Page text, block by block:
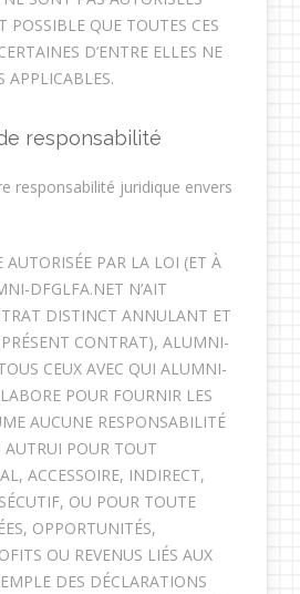
POSSIBLE QUE TOUTES CES
D’ENTRE ELLES NE
APPLICABLES.
responsabilité
responsabilité juridique envers
AUTORISÉE PAR LA LOI (ET À
DFGLFA.NET N’AIT
DISTINCT ANNULANT ET
CONTRAT), ALUMNI-
CEUX AVEC QUI ALUMNI-
POUR FOURNIR LES
AUCUNE RESPONSABILITÉ
AUTRUI POUR TOUT
ACCESSOIRE, INDIRECT,
OU POUR TOUTE
OPPORTUNITÉS,
OU REVENUS LIÉS AUX
DES DÉCLARATIONS